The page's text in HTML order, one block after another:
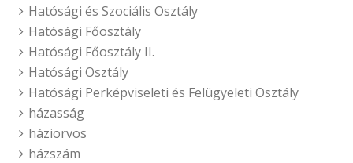
Hatósági és Szociális Osztály
Hatósági Főosztály
Hatósági Főosztály II.
Hatósági Osztály
Hatósági Perképviseleti és Felügyeleti Osztály
házasság
háziorvos
házszám